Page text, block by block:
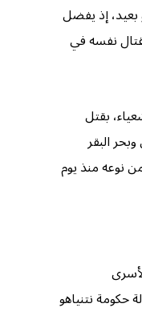
إذ يفضل
نفسه في
بقتل
البقر
من نوعه منذ يوم
حكومة نتنياهو